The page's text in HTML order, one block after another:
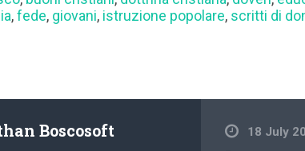
,fede, giovani, istruzione popolare, scritti di
Boscosoft
18 July